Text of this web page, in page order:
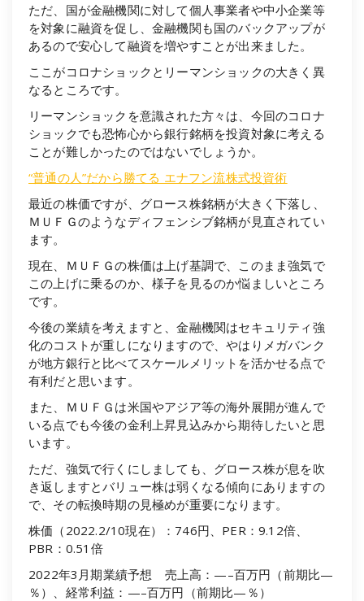
ただ、国が金融機関に対して個人事業者や中小企業等
を対象に融資を促し、金融機関も国のバックアップが
あるので安心して融資を増やすことが出来ました。
ここがコロナショックとリーマンショックの大きく異
なるところです。
リーマンショックを意識された方々は、今回のコロナ
ショックでも恐怖心から銀行銘柄を投資対象に考える
ことが難しかったのではないでしょうか。
“普通の人”だから勝てる エナフン流株式投資術
最近の株価ですが、グロース株銘柄が大きく下落し、
ＭＵＦＧのようなディフェンシブ銘柄が見直されてい
ます。
現在、ＭＵＦＧの株価は上げ基調で、このまま強気で
この上げに乗るのか、様子を見るのか悩ましいところ
です。
今後の業績を考えますと、金融機関はセキュリティ強
化のコストが重しになりますので、やはりメガバンク
が地方銀行と比べてスケールメリットを活かせる点で
有利だと思います。
また、ＭＵＦＧは米国やアジア等の海外展開が進んで
いる点でも今後の金利上昇見込みから期待したいと思
います。
ただ、強気で行くにしましても、グロース株が息を吹
き返しますとバリュー株は弱くなる傾向にありますの
で、その転換時期の見極めが重要になります。
株価（2022.2/10現在）：746円、PER：9.12倍、
PBR：0.51倍
2022年3月期業績予想 売上高：—–百万円（前期比—
％）、経常利益：—–百万円（前期比—％）